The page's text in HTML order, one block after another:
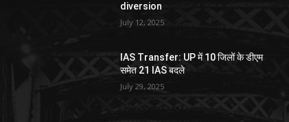
diversion
July 12, 2025
IAS Transfer: UP में 10 जिलों के डीएम
समेत 21 IAS बदले
July 29, 2025